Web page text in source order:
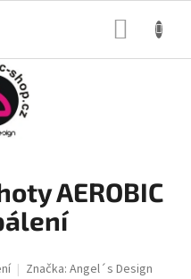
AEROBIC
Značka: Angel´s Design